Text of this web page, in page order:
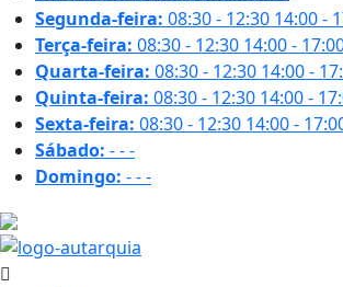
Segunda-feira: 08:30 - 12:30 14:00 -
Terça-feira: 08:30 - 12:30 14:00 -
Quarta-feira: 08:30 - 12:30 14:00 -
Quinta-feira: 08:30 - 12:30 14:00 -
Sexta-feira: 08:30 - 12:30 14:00 -
Sábado: ---
Domingo: ---